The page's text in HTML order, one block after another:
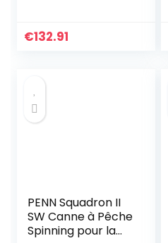
Douce
€132.91
PENN Squadron II
SW Canne à Pêche
Spinning pour la